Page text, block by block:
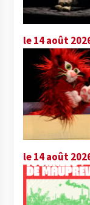
le 14 août
le 14 août